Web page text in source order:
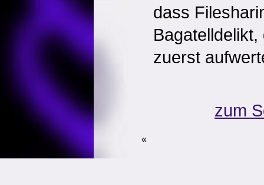
dass
zuerst
zum
«